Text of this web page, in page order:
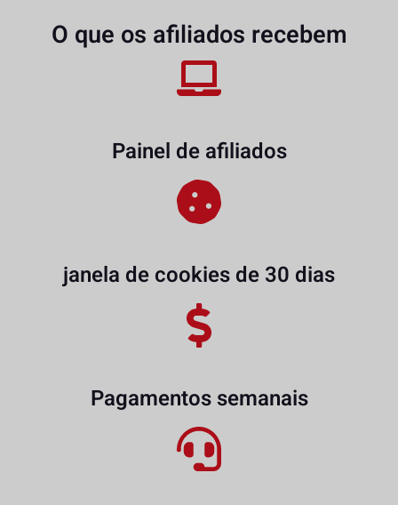
O que os afiliados recebem
Painel de afiliados
janela de cookies de 30 dias
Pagamentos semanais